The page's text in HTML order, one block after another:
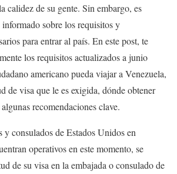
calidez de su gente. Sin embargo, es
sobre los requisitos y
para entrar al país. En este post, te
los requisitos actualizados a junio
americano pueda viajar a Venezuela,
de visa que le es exigida, dónde obtener
recomendaciones clave.
y consulados de Estados Unidos en
operativos en este momento, se
de su visa en la embajada o consulado de